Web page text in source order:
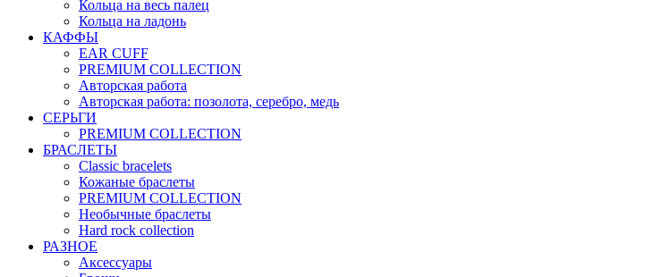
Кольца на весь палец
Кольца на ладонь
КАФФЫ
EAR CUFF
PREMIUM COLLECTION
Авторская работа
Авторская работа: позолота, серебро, медь
СЕРЬГИ
PREMIUM COLLECTION
БРАСЛЕТЫ
Classic bracelets
Кожаные браслеты
PREMIUM COLLECTION
Необычные браслеты
Hard rock collection
РАЗНОЕ
Аксессуары